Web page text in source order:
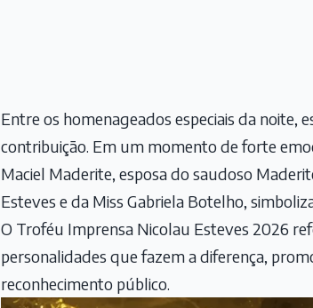
Entre os homenageados especiais da
contribuição. Em um momento de forte
Maciel Maderite, esposa do saudoso
Esteves e da Miss Gabriela Botelho,
O Troféu Imprensa Nicolau Esteves 2026
personalidades que fazem a diferença,
reconhecimento público.